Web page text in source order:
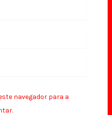
navegador para a